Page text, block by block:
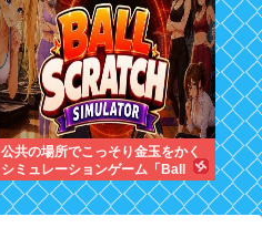
公共の場所でこっそり金玉をかく
シミュレーションゲーム「Ball
Scratch Simulator」がSteamで
発表される